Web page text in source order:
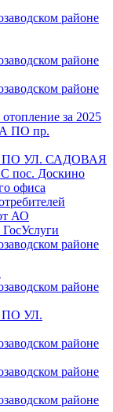
районе
районе
районе
за 2025
ПО пр.
УЛ. САДОВАЯ
пос. Доскино
офиса
АО
районе
районе
УЛ.
районе
районе
районе